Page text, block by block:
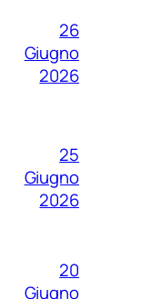
26
Giugno
2026
25
Giugno
2026
20
Giugno